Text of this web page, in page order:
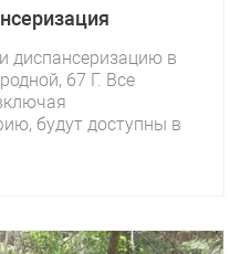
диспансеризацию в
67 Г. Все
будут доступны в